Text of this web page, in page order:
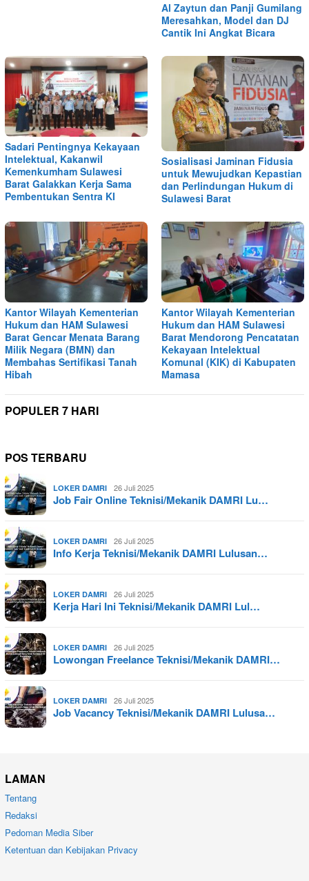
Al Zaytun dan Panji Gumilang
Meresahkan, Model dan DJ
Cantik Ini Angkat Bicara
Sadari Pentingnya Kekayaan
Intelektual, Kakanwil
Kemenkumham Sulawesi
Barat Galakkan Kerja Sama
Pembentukan Sentra KI
Sosialisasi Jaminan Fidusia
untuk Mewujudkan Kepastian
dan Perlindungan Hukum di
Sulawesi Barat
Kantor Wilayah Kementerian
Hukum dan HAM Sulawesi
Barat Gencar Menata Barang
Milik Negara (BMN) dan
Membahas Sertifikasi Tanah
Hibah
Kantor Wilayah Kementerian
Hukum dan HAM Sulawesi
Barat Mendorong Pencatatan
Kekayaan Intelektual
Komunal (KIK) di Kabupaten
Mamasa
POPULER 7 HARI
POS TERBARU
LOKER DAMRI 26 Juli 2025
Job Fair Online Teknisi/Mekanik DAMRI Lu…
LOKER DAMRI 26 Juli 2025
Info Kerja Teknisi/Mekanik DAMRI Lulusan…
LOKER DAMRI 26 Juli 2025
Kerja Hari Ini Teknisi/Mekanik DAMRI Lul…
LOKER DAMRI 26 Juli 2025
Lowongan Freelance Teknisi/Mekanik DAMRI…
LOKER DAMRI 26 Juli 2025
Job Vacancy Teknisi/Mekanik DAMRI Lulusa…
LAMAN
Tentang
Redaksi
Pedoman Media Siber
Ketentuan dan Kebijakan Privacy